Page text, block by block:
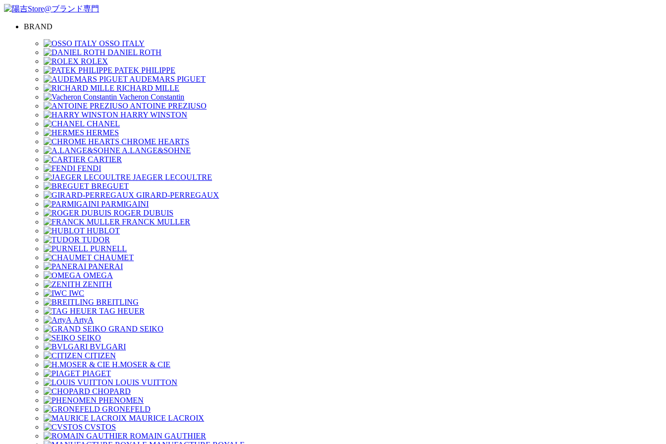
BRAND
OSSO ITALY
DANIEL ROTH
ROLEX
PATEK PHILIPPE
AUDEMARS PIGUET
RICHARD MILLE
Vacheron Constantin
ANTOINE PREZIUSO
HARRY WINSTON
CHANEL
HERMES
CHROME HEARTS
A.LANGE&SOHNE
CARTIER
FENDI
JAEGER LECOULTRE
BREGUET
GIRARD-PERREGAUX
PARMIGAINI
ROGER DUBUIS
FRANCK MULLER
HUBLOT
TUDOR
PURNELL
CHAUMET
PANERAI
OMEGA
ZENITH
IWC
BREITLING
TAG HEUER
ArtyA
GRAND SEIKO
SEIKO
BVLGARI
CITIZEN
H.MOSER & CIE
PIAGET
LOUIS VUITTON
CHOPARD
PHENOMEN
GRONEFELD
MAURICE LACROIX
CVSTOS
ROMAIN GAUTHIER